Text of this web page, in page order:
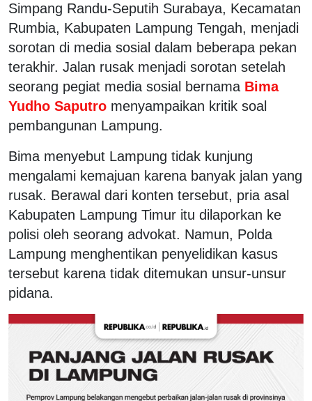
Simpang Randu-Seputih Surabaya, Kecamatan
Rumbia, Kabupaten Lampung Tengah, menjadi
sorotan di media sosial dalam beberapa pekan
terakhir. Jalan rusak menjadi sorotan setelah
seorang pegiat media sosial bernama Bima
Yudho Saputro menyampaikan kritik soal
pembangunan Lampung.
Bima menyebut Lampung tidak kunjung
mengalami kemajuan karena banyak jalan yang
rusak. Berawal dari konten tersebut, pria asal
Kabupaten Lampung Timur itu dilaporkan ke
polisi oleh seorang advokat. Namun, Polda
Lampung menghentikan penyelidikan kasus
tersebut karena tidak ditemukan unsur-unsur
pidana.